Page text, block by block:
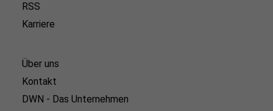
RSS
Karriere
Über uns
Kontakt
DWN - Das Unternehmen